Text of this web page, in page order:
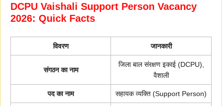
DCPU Vaishali Support Person Vacancy
2026: Quick Facts
विवरण जानकारी
संगठन का नाम
जिला बाल संरक्षण इकाई (DCPU),
वैशाली
पद का नाम सहायक व्यक्ति (Support Person)